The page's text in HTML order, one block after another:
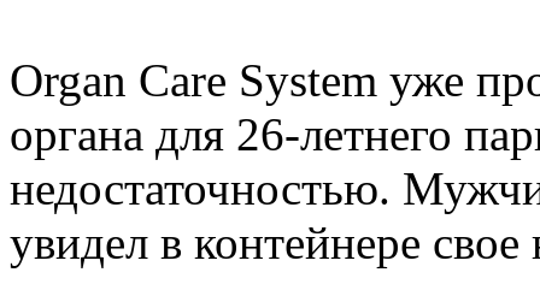
Organ Care System уже
органа для 26-летнего
недостаточностью.
увидел в контейнере